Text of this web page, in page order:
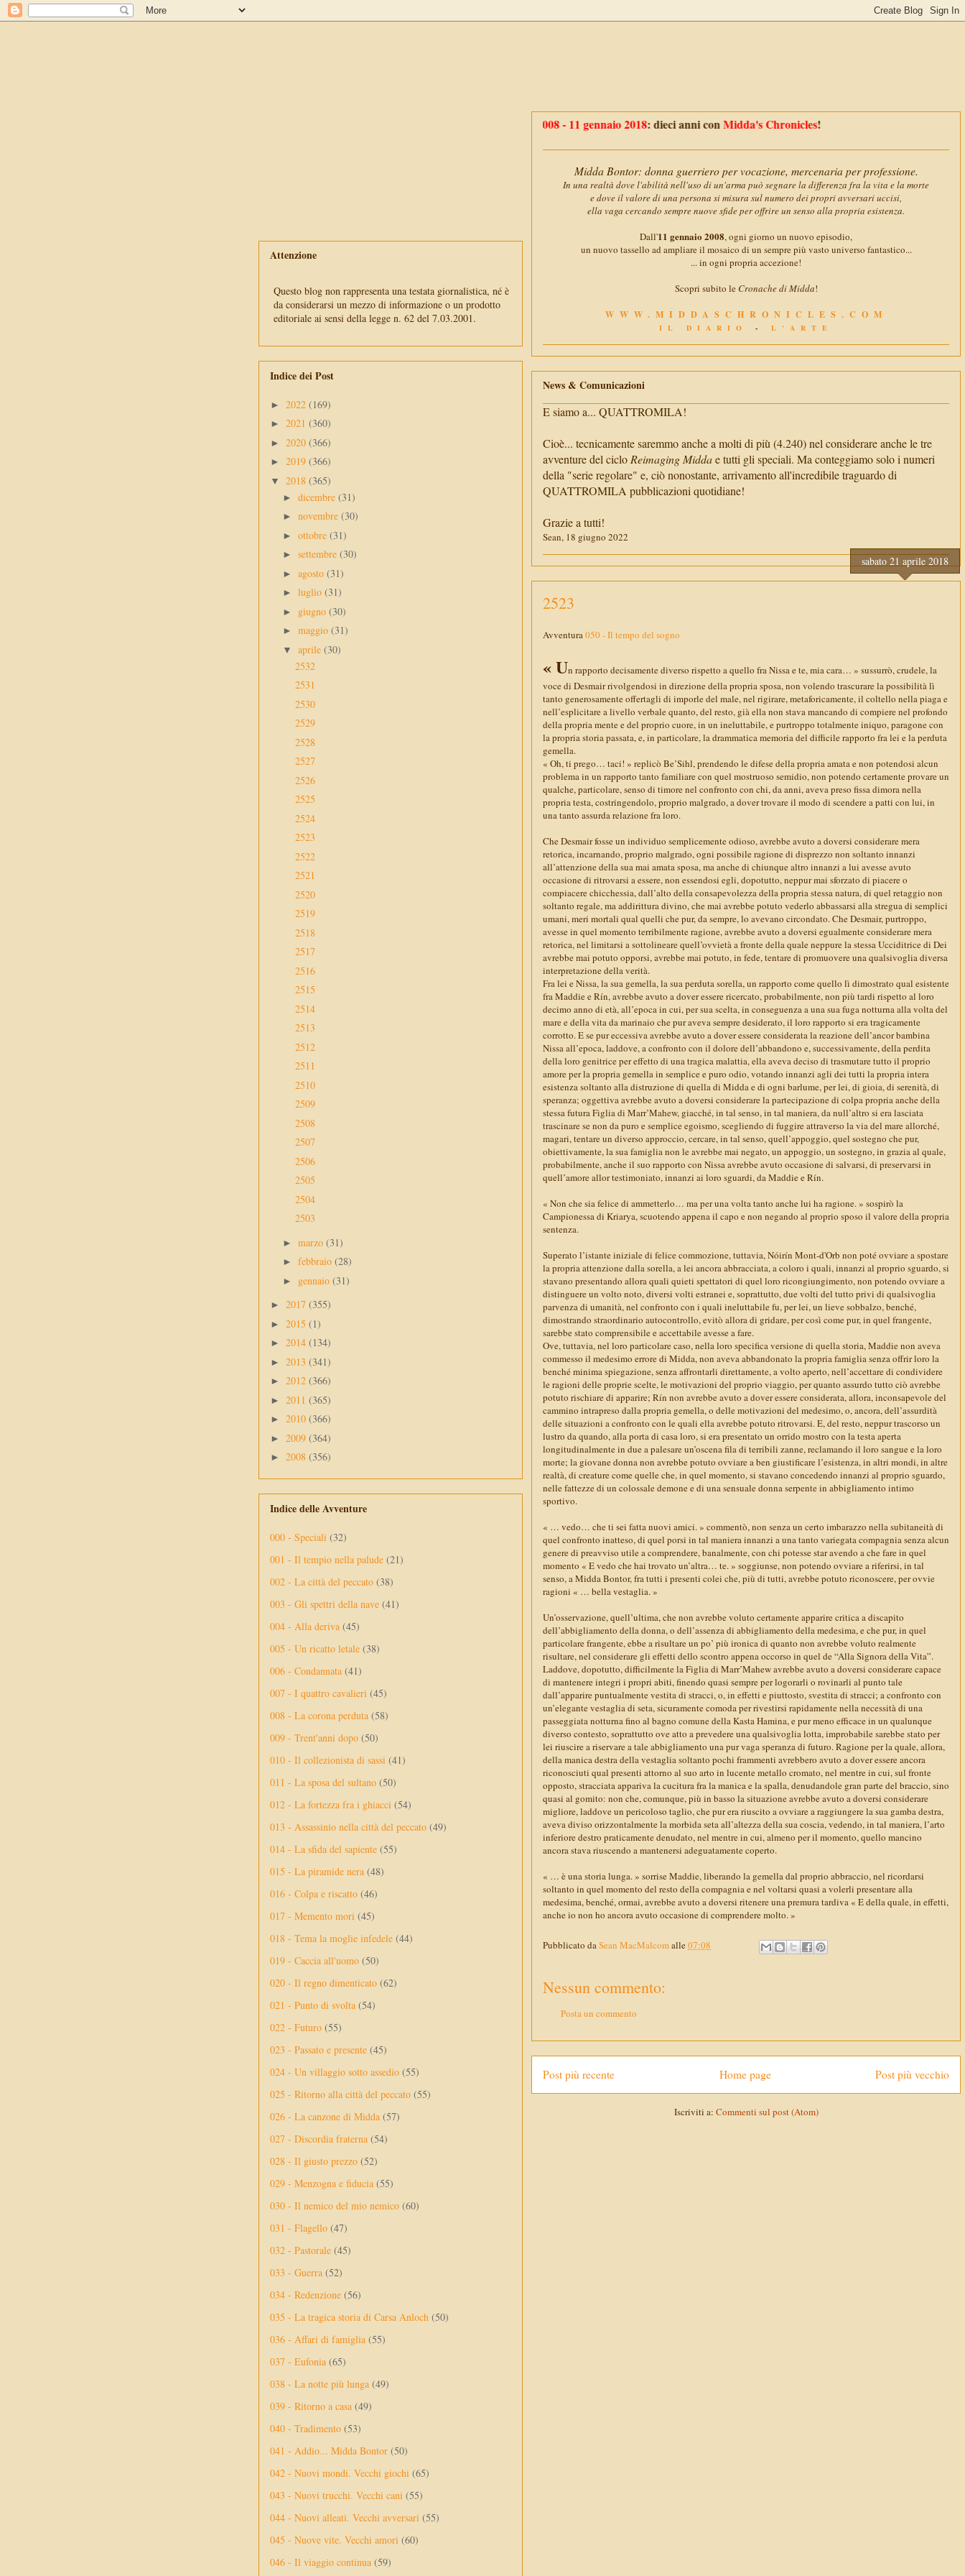
11 gennaio 2008 - 11 gennaio 2018: dieci anni conMidda's Chronicles!
Midda Bontor: donna guerriero per vocazione, mercenaria per professione.
In una realtà dove l'abilità nell'uso di un'arma può segnare la differenza fra la vita e la morte
e dove il valore di una persona si misura sul numero dei propri avversari uccisi,
ella vaga cercando sempre nuove sfide per offrire un senso alla propria esistenza.
Dall'11 gennaio 2008, ogni giorno un nuovo episodio,
un nuovo tassello ad ampliare il mosaico di un sempre più vasto universo fantastico...
... in ogni propria accezione!
Scopri subito le Cronache di Midda!
WWW.MIDDASCHRONICLES.COM
IL DIARIO - L'ARTE
News & Comunicazioni
E siamo a... QUATTROMILA!
Cioè... tecnicamente saremmo anche a molti di più (4.240) nel considerare anche le tre
avventure del cicloReimaging Middae tutti gli speciali. Ma conteggiamo solo i numeri
della "serie regolare" e, ciò nonostante, arrivamento all'incredibile traguardo di
QUATTROMILA pubblicazioni quotidiane!
Grazie a tutti!
Sean, 18 giugno 2022
sabato 21 aprile 2018
2523
Avventura050 - Il tempo del sogno
« Un rapporto decisamente diverso rispetto a quello fra Nissa e te, mia cara… » sussurrò, crudele, la
voce di Desmair rivolgendosi in direzione della propria sposa, non volendo trascurare la possibilità lì
tanto generosamente offertagli di imporle del male, nel rigirare, metaforicamente, il coltello nella piaga e
nell’esplicitare a livello verbale quanto, del resto, già ella non stava mancando di compiere nel profondo
della propria mente e del proprio cuore, in un ineluttabile, e purtroppo totalmente iniquo, paragone con
la propria storia passata, e, in particolare, la drammatica memoria del difficile rapporto fra lei e la perduta
gemella.
« Oh, ti prego… taci! » replicò Be’Sihl, prendendo le difese della propria amata e non potendosi alcun
problema in un rapporto tanto familiare con quel mostruoso semidio, non potendo certamente provare un
qualche, particolare, senso di timore nel confronto con chi, da anni, aveva preso fissa dimora nella
propria testa, costringendolo, proprio malgrado, a dover trovare il modo di scendere a patti con lui, in
una tanto assurda relazione fra loro.
Che Desmair fosse un individuo semplicemente odioso, avrebbe avuto a doversi considerare mera
retorica, incarnando, proprio malgrado, ogni possibile ragione di disprezzo non soltanto innanzi
all’attenzione della sua mai amata sposa, ma anche di chiunque altro innanzi a lui avesse avuto
occasione di ritrovarsi a essere, non essendosi egli, dopotutto, neppur mai sforzato di piacere o
compiacere chicchessia, dall’alto della consapevolezza della propria stessa natura, di quel retaggio non
soltanto regale, ma addirittura divino, che mai avrebbe potuto vederlo abbassarsi alla stregua di semplici
umani, meri mortali qual quelli che pur, da sempre, lo avevano circondato. Che Desmair, purtroppo,
avesse in quel momento terribilmente ragione, avrebbe avuto a doversi egualmente considerare mera
retorica, nel limitarsi a sottolineare quell’ovvietà a fronte della quale neppure la stessa Ucciditrice di Dei
avrebbe mai potuto opporsi, avrebbe mai potuto, in fede, tentare di promuovere una qualsivoglia diversa
interpretazione della verità.
Fra lei e Nissa, la sua gemella, la sua perduta sorella, un rapporto come quello lì dimostrato qual esistente
fra Maddie e Rín, avrebbe avuto a dover essere ricercato, probabilmente, non più tardi rispetto al loro
decimo anno di età, all’epoca in cui, per sua scelta, in conseguenza a una sua fuga notturna alla volta del
mare e della vita da marinaio che pur aveva sempre desiderato, il loro rapporto si era tragicamente
corrotto. E se pur eccessiva avrebbe avuto a dover essere considerata la reazione dell’ancor bambina
Nissa all’epoca, laddove, a confronto con il dolore dell’abbandono e, successivamente, della perdita
della loro genitrice per effetto di una tragica malattia, ella aveva deciso di trasmutare tutto il proprio
amore per la propria gemella in semplice e puro odio, votando innanzi agli dei tutti la propria intera
esistenza soltanto alla distruzione di quella di Midda e di ogni barlume, per lei, di gioia, di serenità, di
speranza; oggettiva avrebbe avuto a doversi considerare la partecipazione di colpa propria anche della
stessa futura Figlia di Marr’Mahew, giacché, in tal senso, in tal maniera, da null’altro si era lasciata
trascinare se non da puro e semplice egoismo, scegliendo di fuggire attraverso la via del mare allorché,
magari, tentare un diverso approccio, cercare, in tal senso, quell’appoggio, quel sostegno che pur,
obiettivamente, la sua famiglia non le avrebbe mai negato, un appoggio, un sostegno, in grazia al quale,
probabilmente, anche il suo rapporto con Nissa avrebbe avuto occasione di salvarsi, di preservarsi in
quell’amore allor testimoniato, innanzi ai loro sguardi, da Maddie e Rín.
« Non che sia felice di ammetterlo… ma per una volta tanto anche lui ha ragione. » sospirò la
Campionessa di Kriarya, scuotendo appena il capo e non negando al proprio sposo il valore della propria
sentenza.
Superato l’istante iniziale di felice commozione, tuttavia, Nóirín Mont-d'Orb non poté ovviare a spostare
la propria attenzione dalla sorella, a lei ancora abbracciata, a coloro i quali, innanzi al proprio sguardo, si
stavano presentando allora quali quieti spettatori di quel loro ricongiungimento, non potendo ovviare a
distinguere un volto noto, diversi volti estranei e, soprattutto, due volti del tutto privi di qualsivoglia
parvenza di umanità, nel confronto con i quali ineluttabile fu, per lei, un lieve sobbalzo, benché,
dimostrando straordinario autocontrollo, evitò allora di gridare, per così come pur, in quel frangente,
sarebbe stato comprensibile e accettabile avesse a fare.
Ove, tuttavia, nel loro particolare caso, nella loro specifica versione di quella storia, Maddie non aveva
commesso il medesimo errore di Midda, non aveva abbandonato la propria famiglia senza offrir loro la
benché minima spiegazione, senza affrontarli direttamente, a volto aperto, nell’accettare di condividere
le ragioni delle proprie scelte, le motivazioni del proprio viaggio, per quanto assurdo tutto ciò avrebbe
potuto rischiare di apparire; Rín non avrebbe avuto a dover essere considerata, allora, inconsapevole del
cammino intrapreso dalla propria gemella, o delle motivazioni del medesimo, o, ancora, dell’assurdità
delle situazioni a confronto con le quali ella avrebbe potuto ritrovarsi. E, del resto, neppur trascorso un
lustro da quando, alla porta di casa loro, si era presentato un orrido mostro con la testa aperta
longitudinalmente in due a palesare un’oscena fila di terribili zanne, reclamando il loro sangue e la loro
morte; la giovane donna non avrebbe potuto ovviare a ben giustificare l’esistenza, in altri mondi, in altre
realtà, di creature come quelle che, in quel momento, si stavano concedendo innanzi al proprio sguardo,
nelle fattezze di un colossale demone e di una sensuale donna serpente in abbigliamento intimo
sportivo.
« … vedo… che ti sei fatta nuovi amici. » commentò, non senza un certo imbarazzo nella subitaneità di
quel confronto inatteso, di quel porsi in tal maniera innanzi a una tanto variegata compagnia senza alcun
genere di preavviso utile a comprendere, banalmente, con chi potesse star avendo a che fare in quel
momento « E vedo che hai trovato un’altra… te. » soggiunse, non potendo ovviare a riferirsi, in tal
senso, a Midda Bontor, fra tutti i presenti colei che, più di tutti, avrebbe potuto riconoscere, per ovvie
ragioni « … bella vestaglia. »
Un’osservazione, quell’ultima, che non avrebbe voluto certamente apparire critica a discapito
dell’abbigliamento della donna, o dell’assenza di abbigliamento della medesima, e che pur, in quel
particolare frangente, ebbe a risultare un po’ più ironica di quanto non avrebbe voluto realmente
risultare, nel considerare gli effetti dello scontro appena occorso in quel de “Alla Signora della Vita”.
Laddove, dopotutto, difficilmente la Figlia di Marr’Mahew avrebbe avuto a doversi considerare capace
di mantenere integri i propri abiti, finendo quasi sempre per logorarli o rovinarli al punto tale
dall’apparire puntualmente vestita di stracci, o, in effetti e piuttosto, svestita di stracci; a confronto con
un’elegante vestaglia di seta, sicuramente comoda per rivestirsi rapidamente nella necessità di una
passeggiata notturna fino al bagno comune della Kasta Hamina, e pur meno efficace in un qualunque
diverso contesto, soprattutto ove atto a prevedere una qualsivoglia lotta, improbabile sarebbe stato per
lei riuscire a riservare a tale abbigliamento una pur vaga speranza di futuro. Ragione per la quale, allora,
della manica destra della vestaglia soltanto pochi frammenti avrebbero avuto a dover essere ancora
riconosciuti qual presenti attorno al suo arto in lucente metallo cromato, nel mentre in cui, sul fronte
opposto, stracciata appariva la cucitura fra la manica e la spalla, denudandole gran parte del braccio, sino
quasi al gomito: non che, comunque, più in basso la situazione avrebbe avuto a doversi considerare
migliore, laddove un pericoloso taglio, che pur era riuscito a ovviare a raggiungere la sua gamba destra,
aveva diviso orizzontalmente la morbida seta all’altezza della sua coscia, vedendo, in tal maniera, l’arto
inferiore destro praticamente denudato, nel mentre in cui, almeno per il momento, quello mancino
ancora stava riuscendo a mantenersi adeguatamente coperto.
« … è una storia lunga. » sorrise Maddie, liberando la gemella dal proprio abbraccio, nel ricordarsi
soltanto in quel momento del resto della compagnia e nel voltarsi quasi a volerli presentare alla
medesima, benché, ormai, avrebbe avuto a doversi ritenere una premura tardiva « E della quale, in effetti,
anche io non ho ancora avuto occasione di comprendere molto. »
Pubblicato daSean MacMalcomalle 07:08
Nessun commento:
Posta un commento
Post più recente Post più vecchio
Home page
Iscriviti a: Commenti sul post (Atom)
Attenzione
Questo blog non rappresenta una testata giornalistica, né è
da considerarsi un mezzo di informazione o un prodotto
editoriale ai sensi della legge n. 62 del 7.03.2001.
Indice dei Post
► 2022 (169)
► 2021 (360)
► 2020 (366)
► 2019 (366)
▼ 2018 (365)
► dicembre (31)
► novembre (30)
► ottobre (31)
► settembre (30)
► agosto (31)
► luglio (31)
► giugno (30)
► maggio (31)
▼ aprile (30)
2532
2531
2530
2529
2528
2527
2526
2525
2524
2523
2522
2521
2520
2519
2518
2517
2516
2515
2514
2513
2512
2511
2510
2509
2508
2507
2506
2505
2504
2503
► marzo (31)
► febbraio (28)
► gennaio (31)
► 2017 (355)
► 2015 (1)
► 2014 (134)
► 2013 (341)
► 2012 (366)
► 2011 (365)
► 2010 (366)
► 2009 (364)
► 2008 (356)
Indice delle Avventure
000 - Speciali (32)
001 - Il tempio nella palude (21)
002 - La città del peccato (38)
003 - Gli spettri della nave (41)
004 - Alla deriva (45)
005 - Un ricatto letale (38)
006 - Condannata (41)
007 - I quattro cavalieri (45)
008 - La corona perduta (58)
009 - Trent'anni dopo (50)
010 - Il collezionista di sassi (41)
011 - La sposa del sultano (50)
012 - La fortezza fra i ghiacci (54)
013 - Assassinio nella città del peccato (49)
014 - La sfida del sapiente (55)
015 - La piramide nera (48)
016 - Colpa e riscatto (46)
017 - Memento mori (45)
018 - Tema la moglie infedele (44)
019 - Caccia all'uomo (50)
020 - Il regno dimenticato (62)
021 - Punto di svolta (54)
022 - Futuro (55)
023 - Passato e presente (45)
024 - Un villaggio sotto assedio (55)
025 - Ritorno alla città del peccato (55)
026 - La canzone di Midda (57)
027 - Discordia fraterna (54)
028 - Il giusto prezzo (52)
029 - Menzogna e fiducia (55)
030 - Il nemico del mio nemico (60)
031 - Flagello (47)
032 - Pastorale (45)
033 - Guerra (52)
034 - Redenzione (56)
035 - La tragica storia di Carsa Anloch (50)
036 - Affari di famiglia (55)
037 - Eufonia (65)
038 - La notte più lunga (49)
039 - Ritorno a casa (49)
040 - Tradimento (53)
041 - Addio... Midda Bontor (50)
042 - Nuovi mondi. Vecchi giochi (65)
043 - Nuovi trucchi. Vecchi cani (55)
044 - Nuovi alleati. Vecchi avversari (55)
045 - Nuove vite. Vecchi amori (60)
046 - Il viaggio continua (59)